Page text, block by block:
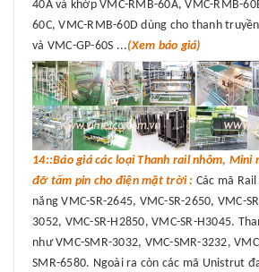
40A và khớp VMC-RMB-60A, VMC-RMB-
60C, VMC-RMB-60D dùng cho thanh
và VMC-GP-60S ...(Xem báo giá)
14::Báo giá các loại Thanh rail nhôm, Mini
đỡ tấm pin cho điện mặt trời : Các mã
năng VMC-SR-2645, VMC-SR-2650, VMC-
3052, VMC-SR-H2850, VMC-SR-H3045.
như VMC-SMR-3032, VMC-SMR-3232,
SMR-6580. Ngoài ra còn các mã Unistrut